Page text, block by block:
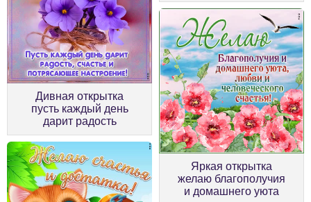
Дивная открытка
пусть каждый день
дарит радость
Яркая открытка
желаю благополучия
и домашнего уюта